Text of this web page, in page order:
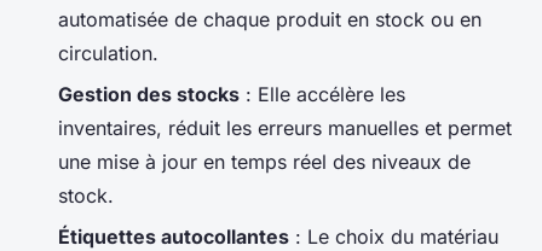
automatisée de chaque produit en stock ou en
circulation.
Gestion des stocks : Elle accélère les
inventaires, réduit les erreurs manuelles et permet
une mise à jour en temps réel des niveaux de
stock.
Étiquettes autocollantes : Le choix du matériau